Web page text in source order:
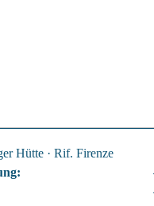
Hütte · Rif. Firenze